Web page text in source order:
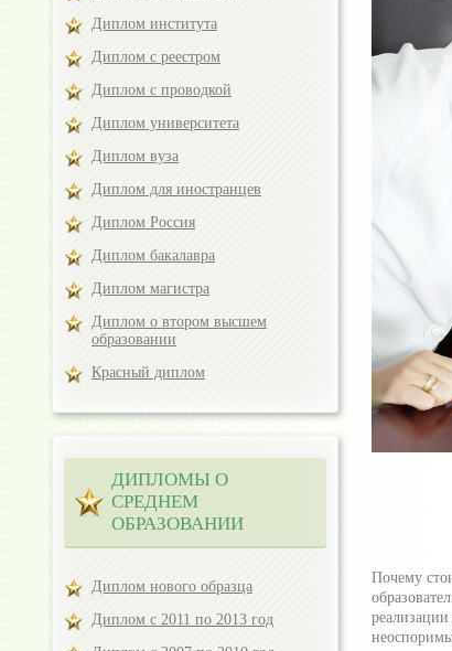
Почему
Диплом института
Диплом с реестром
Диплом с проводкой
Диплом университета
Диплом вуза
Диплом для иностранцев
Диплом Россия
Диплом бакалавра
Диплом магистра
Диплом о втором высшем
образовании
Красный диплом
ДИПЛОМЫ О
СРЕДНЕМ
ОБРАЗОВАНИИ
Диплом нового образца
Диплом с 2011 по 2013 год